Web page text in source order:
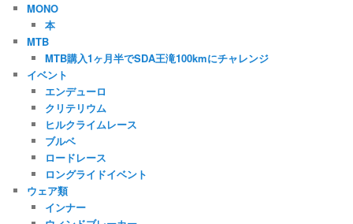
MONO
本
MTB
MTB購入1ヶ月半でSDA王滝100kmにチャレンジ
イベント
エンデューロ
クリテリウム
ヒルクライムレース
ブルベ
ロードレース
ロングライドイベント
ウェア類
インナー